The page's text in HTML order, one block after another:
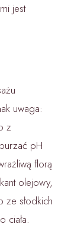
jest
uwaga:
z
pH
florą
olejowy,
słodkich
ciała.